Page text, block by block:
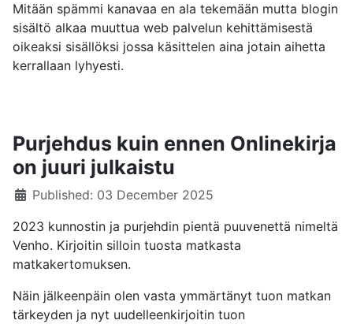
Mitään spämmi kanavaa en ala tekemään mutta blogin
sisältö alkaa muuttua web palvelun kehittämisestä
oikeaksi sisällöksi jossa käsittelen aina jotain aihetta
kerrallaan lyhyesti.
Purjehdus kuin ennen Onlinekirja
on juuri julkaistu
DetailsPublished: 03 December 2025
2023 kunnostin ja purjehdin pientä puuvenettä nimeltä
Venho. Kirjoitin silloin tuosta matkasta
matkakertomuksen.
Näin jälkeenpäin olen vasta ymmärtänyt tuon matkan
tärkeyden ja nyt uudelleenkirjoitin tuon